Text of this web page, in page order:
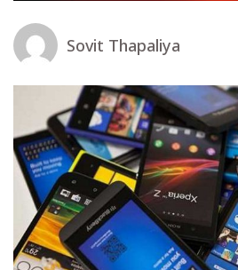
Sovit Thapaliya